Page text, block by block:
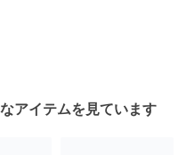
アイテムを見ています